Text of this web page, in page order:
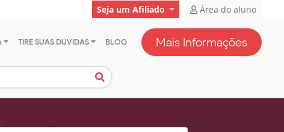
Seja um Afiliado Área do aluno
TIRE SUAS DÚVIDAS BLOG Mais Informações